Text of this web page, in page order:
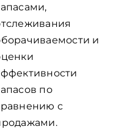
и
по
с